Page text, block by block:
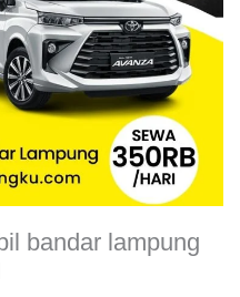
bandar lampung